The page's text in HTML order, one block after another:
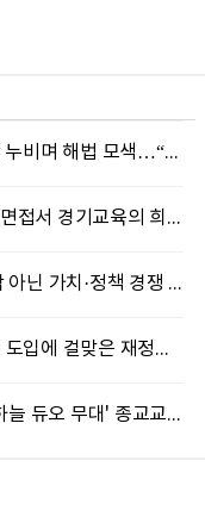
최원용 평택시장, 극한 폭염속 민생 현장 누비며 해법 모색…“현장에 답 있다”
안민석 경기도교육감, “교권보호전담관 면접서 경기교육의 희망 봤다”
김보라 안성시장 “민주당 전당대회, 사람 아닌 가치·정책 경쟁 돼야”
추미애, “소방 국가직화·지방노동감독관 도입에 걸맞은 재정체계 완성해야”
제72회 광화문음악회, 20일 '김대환·김하늘 듀오 무대' 종교교회서 무료 개최